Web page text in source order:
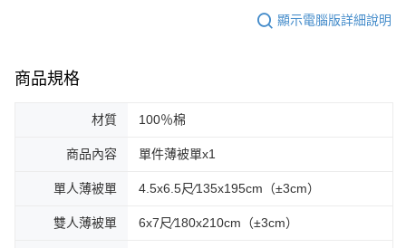
顯示電腦版詳細說明
商品規格
材質 100％棉
商品內容 單件薄被單x1
單人薄被單 4.5x6.5尺∕135x195cm（±3cm）
雙人薄被單 6x7尺∕180x210cm（±3cm）